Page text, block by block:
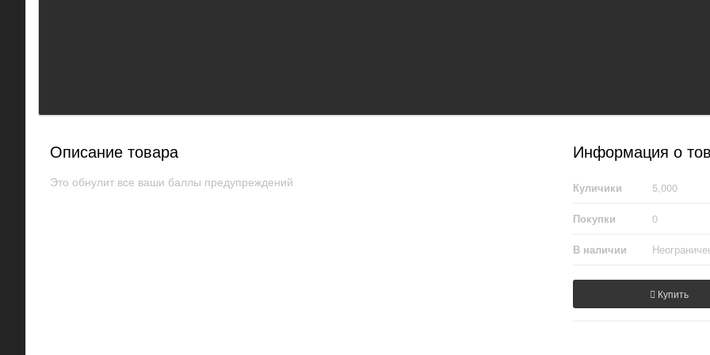
Описание товара
Это обнулит все ваши баллы предупреждений
Информация о
Куличики 5,000
Покупки 0
В наличии
Купить